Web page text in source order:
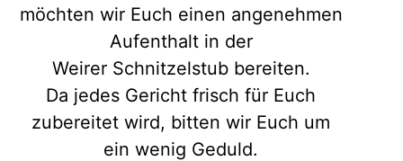
möchten wir Euch einen angenehmen
Aufenthalt in der
Weirer Schnitzelstub bereiten.
Da jedes Gericht frisch für Euch
zubereitet wird, bitten wir Euch um
ein wenig Geduld.